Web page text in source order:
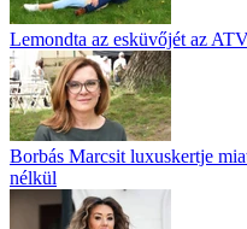
Lemondta az esküvőjét az
Borbás Marcsit luxuskertje
nélkül